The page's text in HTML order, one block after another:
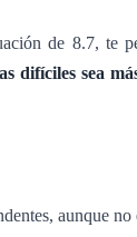
de 8.7, te
difíciles sea
aunque